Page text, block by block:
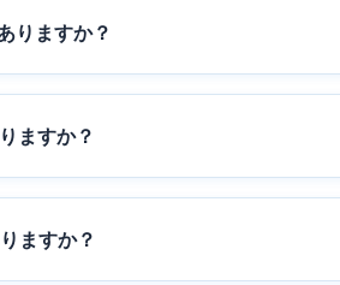
りますか？
ますか？
ますか？